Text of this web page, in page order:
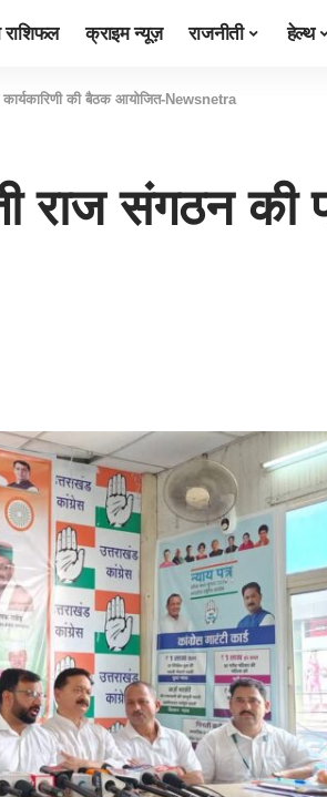
क्राइम न्यूज़ राजनीती हेल्थ
कार्यकारिणी की बैठक आयोजित-Newsnetra
राज संगठन की